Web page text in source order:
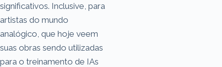
significativos. Inclusive, para
artistas do mundo
analógico, que hoje veem
suas obras sendo utilizadas
para o treinamento de IAs